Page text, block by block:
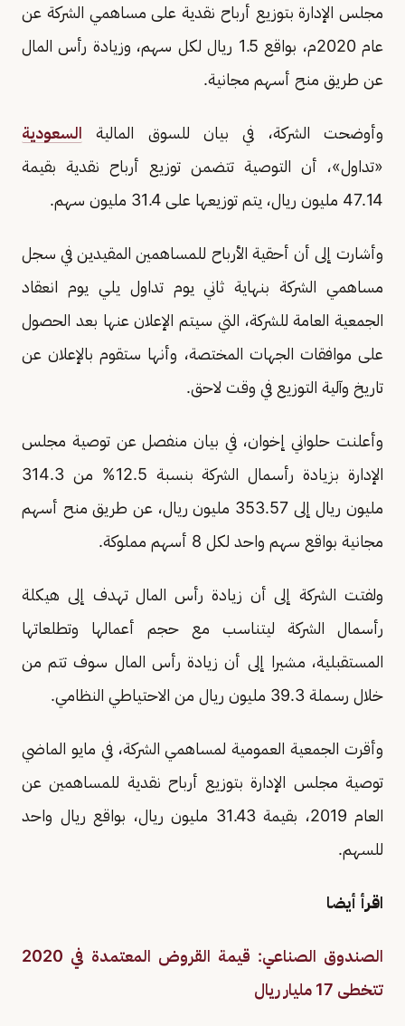
مجلس الإدارة بتوزيع أرباح نقدية على مساهمي الشركة عن
عام 2020م، بواقع 1.5 ريال لكل سهم، وزيادة رأس المال
عن طريق منح أسهم مجانية.
وأوضحت الشركة، في بيان للسوق المالية السعودية
«تداول»، أن التوصية تتضمن توزيع أرباح نقدية بقيمة
47.14 مليون ريال، يتم توزيعها على 31.4 مليون سهم.
وأشارت إلى أن أحقية الأرباح للمساهمين المقيدين في سجل
مساهمي الشركة بنهاية ثاني يوم تداول يلي يوم انعقاد
الجمعية العامة للشركة، التي سيتم الإعلان عنها بعد الحصول
على موافقات الجهات المختصة، وأنها ستقوم بالإعلان عن
تاريخ وآلية التوزيع في وقت لاحق.
وأعلنت حلواني إخوان، في بيان منفصل عن توصية مجلس
الإدارة بزيادة رأسمال الشركة بنسبة 12.5% من 314.3
مليون ريال إلى 353.57 مليون ريال، عن طريق منح أسهم
مجانية بواقع سهم واحد لكل 8 أسهم مملوكة.
ولفتت الشركة إلى أن زيادة رأس المال تهدف إلى هيكلة
رأسمال الشركة ليتناسب مع حجم أعمالها وتطلعاتها
المستقبلية، مشيرا إلى أن زيادة رأس المال سوف تتم من
خلال رسملة 39.3 مليون ريال من الاحتياطي النظامي.
وأقرت الجمعية العمومية لمساهمي الشركة، في مايو الماضي
توصية مجلس الإدارة بتوزيع أرباح نقدية للمساهمين عن
العام 2019، بقيمة 31.43 مليون ريال، بواقع ريال واحد
للسهم.
اقرأ أيضا
الصندوق الصناعي: قيمة القروض المعتمدة في 2020
تتخطى 17 مليار ريال